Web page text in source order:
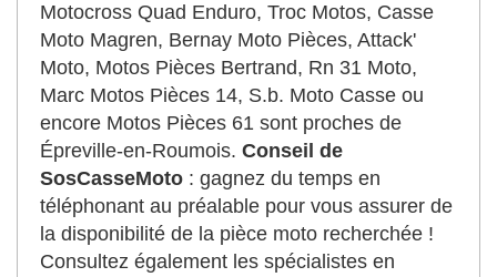
Motocross Quad Enduro, Troc Motos, Casse
Moto Magren, Bernay Moto Pièces, Attack'
Moto, Motos Pièces Bertrand, Rn 31 Moto,
Marc Motos Pièces 14, S.b. Moto Casse ou
encore Motos Pièces 61 sont proches de
Épreville-en-Roumois. Conseil de
SosCasseMoto : gagnez du temps en
téléphonant au préalable pour vous assurer de
la disponibilité de la pièce moto recherchée !
Consultez également les spécialistes en